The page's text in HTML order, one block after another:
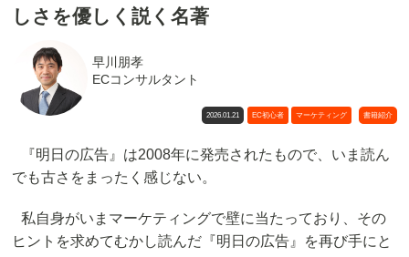
しさを優しく説く名著
早川朋孝
ECコンサルタント
2026.01.21 EC初心者 マーケティング 書籍紹介
『明日の広告』は2008年に発売されたもので、いま読ん
でも古さをまったく感じない。
私自身がいまマーケティングで壁に当たっており、その
ヒントを求めてむかし読んだ『明日の広告』を再び手にと